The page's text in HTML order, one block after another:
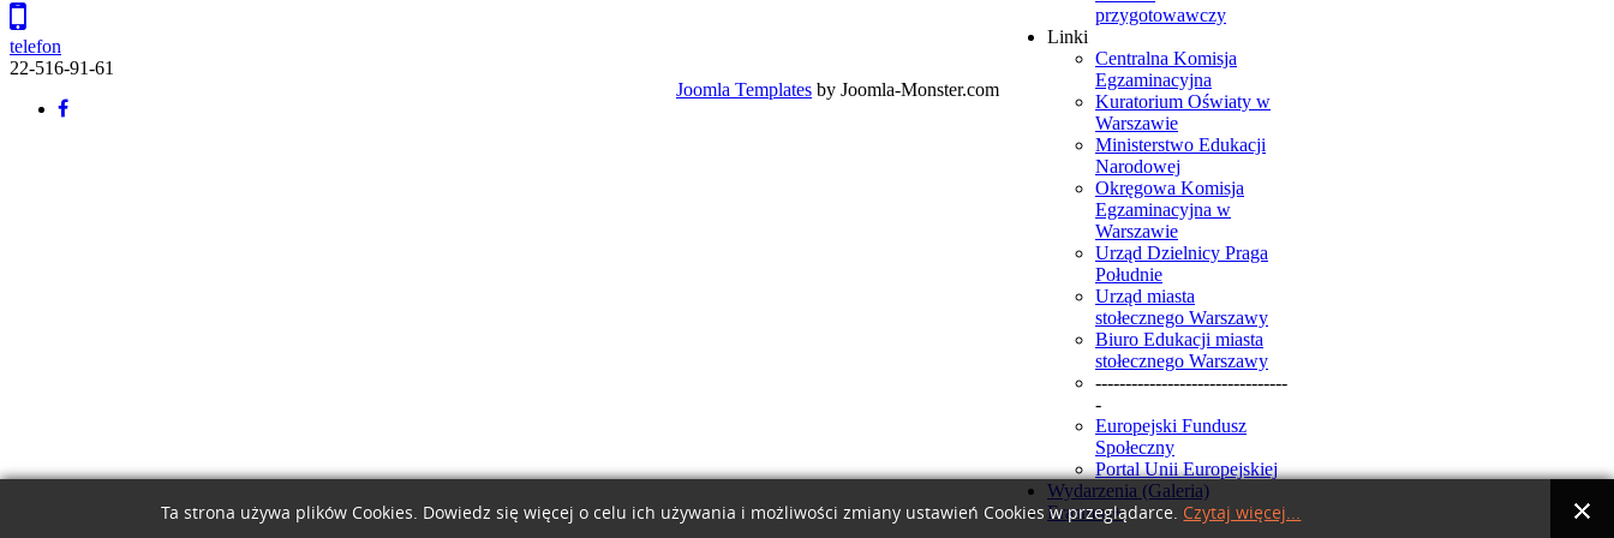
przygotowawczy
Linki
Centralna Komisja
Egzaminacyjna
Kuratorium Oświaty w
Warszawie
Ministerstwo Edukacji
Narodowej
Okręgowa Komisja
Egzaminacyjna w
Warszawie
Urząd Dzielnicy Praga
Południe
Urząd miasta
stołecznego Warszawy
Biuro Edukacji miasta
stołecznego Warszawy
--------------------------------
-
Europejski Fundusz
Społeczny
Portal Unii Europejskiej
Wydarzenia (Galeria)
Erasmus+
telefon
22-516-91-61
Joomla Templates by Joomla-Monster.com
Back
Ta strona używa plików Cookies. Dowiedz się więcej o celu ich używania i możliwości zmiany ustawień Cookies w przeglądarce. Czytaj więcej...